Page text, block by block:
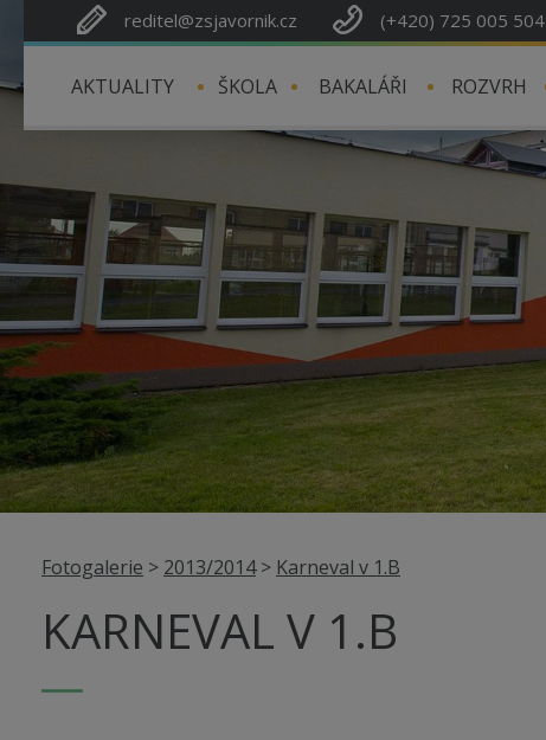
reditel@zsjavornik.cz (+420) 725 005 504
AKTUALITY ŠKOLA BAKALÁŘI ROZVRH
Fotogalerie > 2013/2014> Karneval v 1.B
KARNEVAL V 1.B